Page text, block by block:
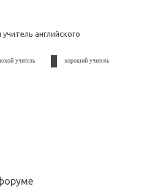
английского
учитель хороший учитель